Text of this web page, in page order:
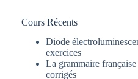
Cours Récents
Diode
exercices
La grammaire
corrigés